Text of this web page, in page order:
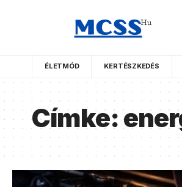
ÉLETMÓD KERTÉSZKEDÉS
Címke: